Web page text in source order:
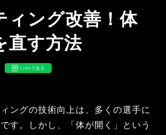
ィング改善！体
直す方法
LINEで送る
ングの技術向上は、多くの選手に
す。しかし、「体が開く」という